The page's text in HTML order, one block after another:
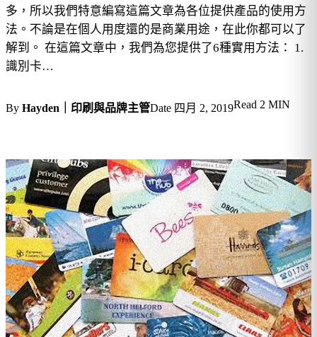
多，所以我們特意編寫這篇文章為各位提供產品的使用方
法。不論是在個人用度還的是商業用途，在此你都可以了
解到。 在這篇文章中，我們為您提供了6種實用方法： 1.
識別卡…
By Hayden｜印刷與品牌主管Date 四月 2, 2019Read 2 MIN